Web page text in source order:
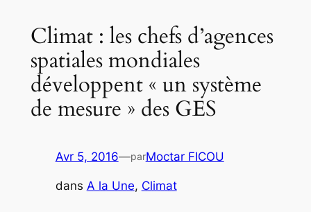
Climat : les chefs d’agences
spatiales mondiales
développent « un système
de mesure » des GES
Avr 5, 2016—parMoctar FICOU
dans A la Une, Climat